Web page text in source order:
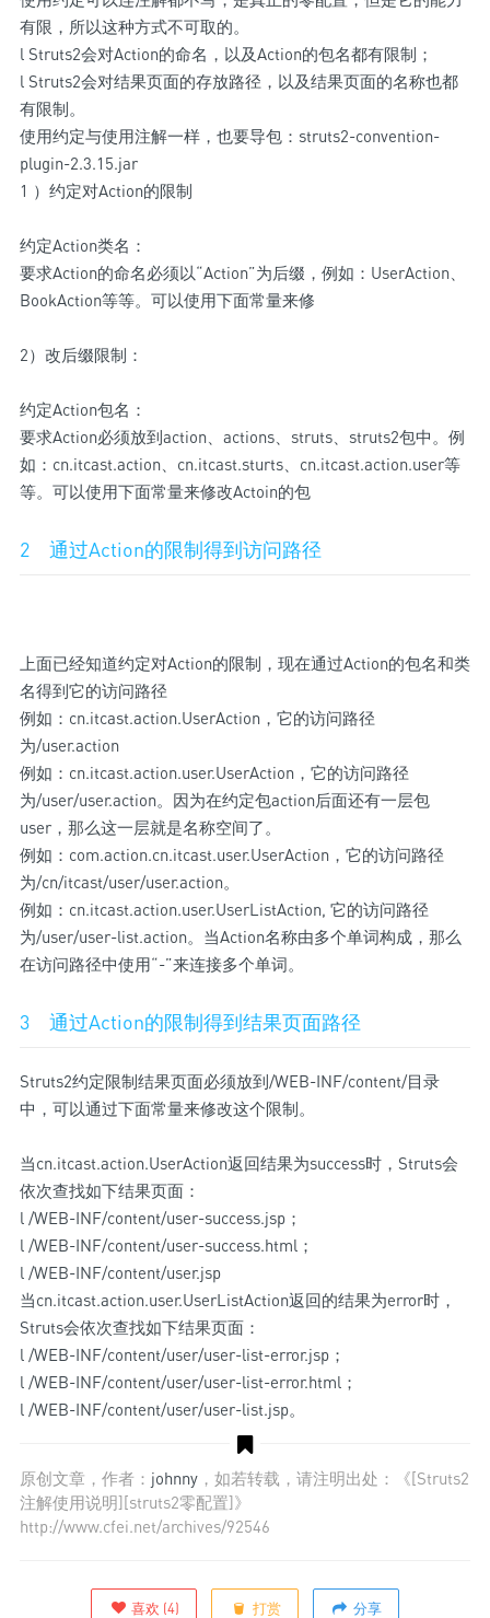
有限，所以这种方式不可取的。
l Struts2会对Action的命名，以及Action的包名都有限制；
l Struts2会对结果页面的存放路径，以及结果页面的名称也都
有限制。
使用约定与使用注解一样，也要导包：struts2-convention-
plugin-2.3.15.jar
1 ）约定对Action的限制
约定Action类名：
要求Action的命名必须以“Action”为后缀，例如：UserAction、
BookAction等等。可以使用下面常量来修
2）改后缀限制：
约定Action包名：
要求Action必须放到action、actions、struts、struts2包中。例
如：cn.itcast.action、cn.itcast.sturts、cn.itcast.action.user等
等。可以使用下面常量来修改Actoin的包
2 通过Action的限制得到访问路径
上面已经知道约定对Action的限制，现在通过Action的包名和类
名得到它的访问路径
例如：cn.itcast.action.UserAction，它的访问路径
为/user.action
例如：cn.itcast.action.user.UserAction，它的访问路径
为/user/user.action。因为在约定包action后面还有一层包
user，那么这一层就是名称空间了。
例如：com.action.cn.itcast.user.UserAction，它的访问路径
为/cn/itcast/user/user.action。
例如：cn.itcast.action.user.UserListAction, 它的访问路径
为/user/user-list.action。当Action名称由多个单词构成，那么
在访问路径中使用“-”来连接多个单词。
3 通过Action的限制得到结果页面路径
Struts2约定限制结果页面必须放到/WEB-INF/content/目录
中，可以通过下面常量来修改这个限制。
当cn.itcast.action.UserAction返回结果为success时，Struts会
依次查找如下结果页面：
l /WEB-INF/content/user-success.jsp；
l /WEB-INF/content/user-success.html；
l /WEB-INF/content/user.jsp
当cn.itcast.action.user.UserListAction返回的结果为error时，
Struts会依次查找如下结果页面：
l /WEB-INF/content/user/user-list-error.jsp；
l /WEB-INF/content/user/user-list-error.html；
l /WEB-INF/content/user/user-list.jsp。
原创文章，作者： johnny ，如若转载，请注明出处：《[Struts2
注解使用说明][struts2零配置]》
http://www.cfei.net/archives/92546
喜欢 (4) 打赏 分享